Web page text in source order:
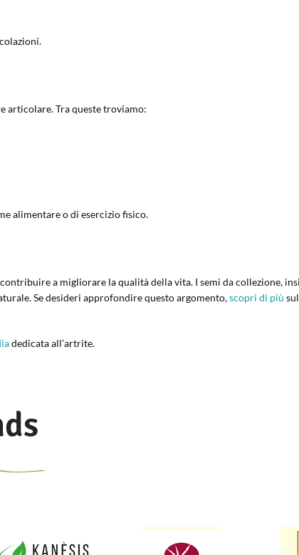
articolare. Tra queste troviamo:
alimentare o di esercizio fisico.
a migliorare la qualità della vita. I semi da collezione,
Se desideri approfondire questo argomento,scopri di più
dedicata all’artrite.